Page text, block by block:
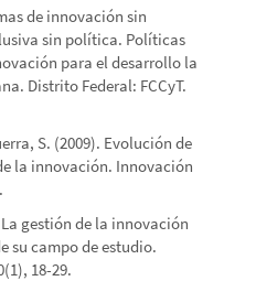
de innovación sin
sin política. Políticas
para el desarrollo la
Distrito Federal: FCCyT.
S. (2009). Evolución de
la innovación. Innovación
gestión de la innovación
su campo de estudio.
18-29.